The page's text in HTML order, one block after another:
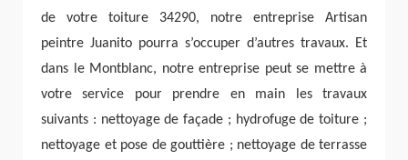
de votre toiture 34290, notre entreprise Artisan
peintre Juanito pourra s’occuper d’autres travaux. Et
dans le Montblanc, notre entreprise peut se mettre à
votre service pour prendre en main les travaux
suivants : nettoyage de façade ; hydrofuge de toiture ;
nettoyage et pose de gouttière ; nettoyage de terrasse